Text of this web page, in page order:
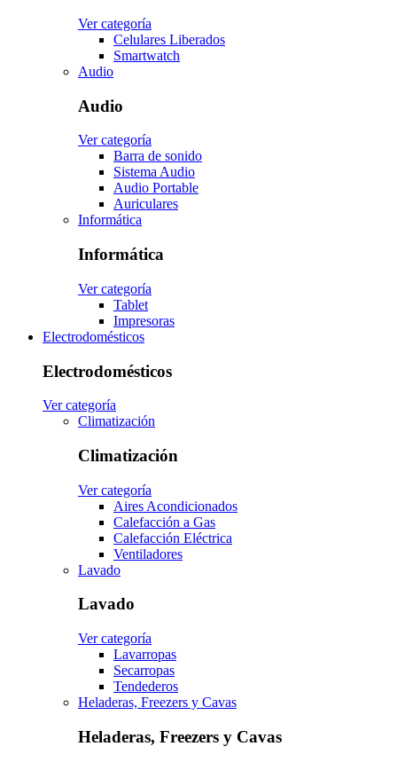
Ver categoría
Celulares Liberados
Smartwatch
Audio
Audio
Ver categoría
Barra de sonido
Sistema Audio
Audio Portable
Auriculares
Informática
Informática
Ver categoría
Tablet
Impresoras
Electrodomésticos
Electrodomésticos
Ver categoría
Climatización
Climatización
Ver categoría
Aires Acondicionados
Calefacción a Gas
Calefacción Eléctrica
Ventiladores
Lavado
Lavado
Ver categoría
Lavarropas
Secarropas
Tendederos
Heladeras, Freezers y Cavas
Heladeras, Freezers y Cavas